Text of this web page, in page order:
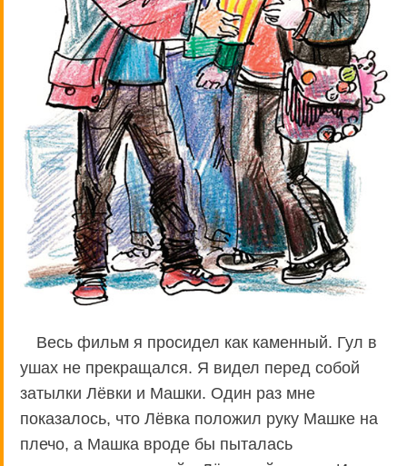
Весь фильм я просидел как каменный. Гул в
ушах не прекращался. Я видел перед собой
затылки Лёвки и Машки. Один раз мне
показалось, что Лёвка положил руку Машке на
плечо, а Машка вроде бы пыталась